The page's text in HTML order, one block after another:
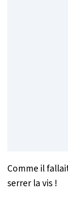
Comme il
serrer la vis !